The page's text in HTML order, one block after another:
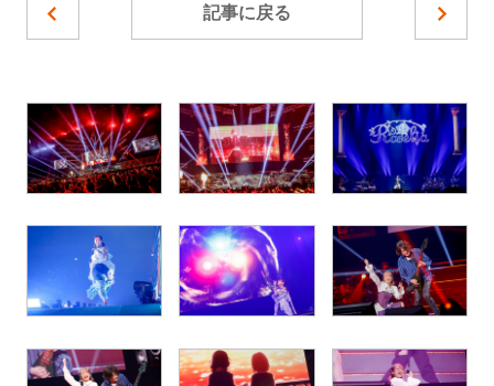
記事に戻る